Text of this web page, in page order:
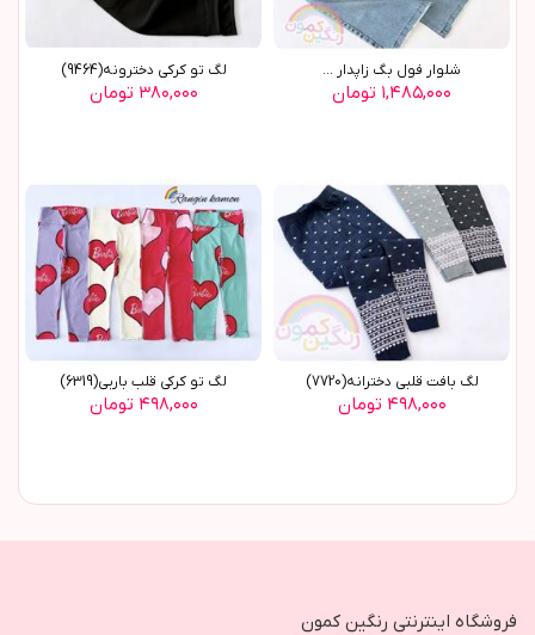
شلوار فول بگ زاپدار ...
۱,۴۸۵,۰۰۰ تومان
لگ تو کرکي دخترونه(9464)
۳۸۰,۰۰۰ تومان
لگ بافت قلبی دخترانه(7720)
۴۹۸,۰۰۰ تومان
لگ تو کرکی قلب باربی(6319)
۴۹۸,۰۰۰ تومان
فروشگاه اینترنتی رنگین کمون